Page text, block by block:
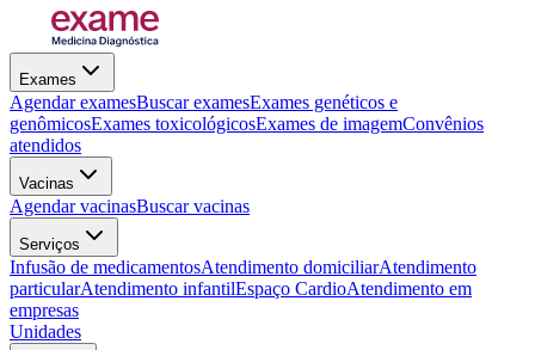
Exames
Agendar examesBuscar examesExames genéticos e
genômicosExames toxicológicosExames de imagemConvênios
atendidos
Vacinas
Agendar vacinasBuscar vacinas
Serviços
Infusão de medicamentosAtendimento domiciliarAtendimento
particularAtendimento infantilEspaço CardioAtendimento em
empresas
Unidades